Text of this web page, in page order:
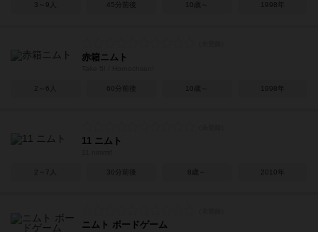
3～9人 45分前後 10歳～ 1998年
赤箱ニムト
2～6人 60分前後 10歳～ 1998年
11 ニムト
2～7人 30分前後 8歳～ 2010年
ニムト ボードゲーム